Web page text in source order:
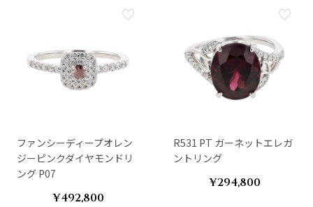
ファンシーディープオレン
ジーピンクダイヤモンドリ
ング P07
¥492,800
R531 PT ガーネットエレガ
ントリング
¥294,800